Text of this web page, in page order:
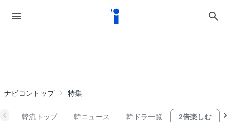
ナビコントップ 特集
韓流トップ 韓ニュース 韓ドラ一覧 2倍楽しむ